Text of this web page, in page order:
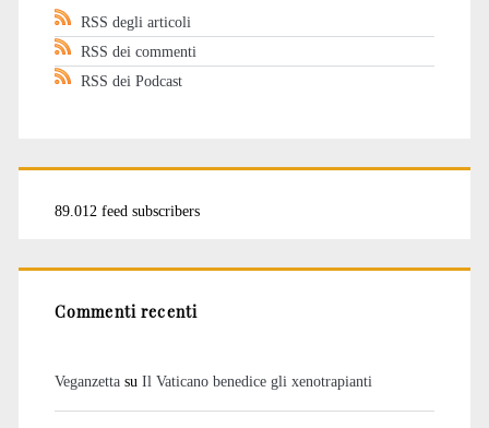
RSS degli articoli
RSS dei commenti
RSS dei Podcast
89.012 feed subscribers
Commenti recenti
Veganzettasu Il Vaticano benedice gli xenotrapianti